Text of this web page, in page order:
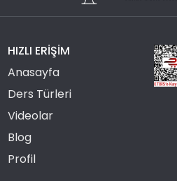
HIZLI ERIŞIM
Anasayfa
Ders Türleri
Videolar
Blog
Profil